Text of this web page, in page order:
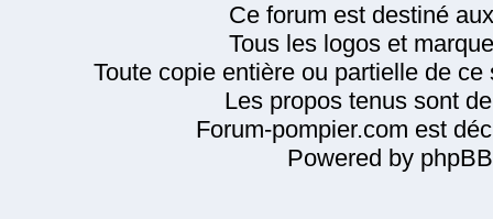
Ce forum est destiné
Tous les logos et
Toute copie entière ou partielle de
Les propos tenus sont
Forum-pompier.com est
Powered by